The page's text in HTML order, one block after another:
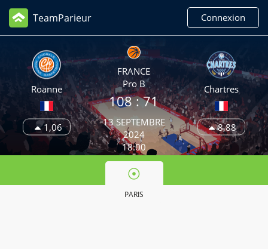
TeamParieur Connexion
Roanne
1,06
FRANCE
Pro B
108: 71
13 SEPTEMBRE
2024
18:00
Chartres
8,88
PARIS